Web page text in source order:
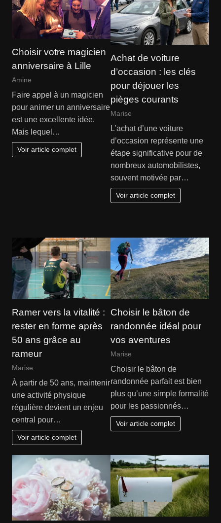
Choisir votre magicien
anniversaire à Lille
Amine
Faire appel à un magicien
pour animer un anniversaire
est une excellente idée.
Mais lequel…
Voir article complet
Achat de voiture
d’occasion : les clés
pour déjouer les
pièges courants
Marise
L’achat d’une voiture
d’occasion représente une
étape significative pour de
nombreux automobilistes,
souvent motivée par…
Voir article complet
Ramer vers la vitalité :
rester en forme après
50 ans grâce au
rameur
Marise
À partir de 50 ans, maintenir
une activité physique
régulière devient un enjeu
central pour…
Voir article complet
Choisir le bâton de
randonnée idéal pour
vos aventures
Marise
Choisir le bâton de
randonnée parfait est bien
plus qu’une simple formalité
pour les passionnés…
Voir article complet